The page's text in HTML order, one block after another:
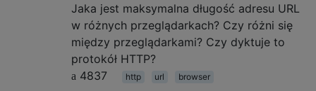
Jaka jest maksymalna długość adresu URL
w różnych przeglądarkach? Czy różni się
między przeglądarkami? Czy dyktuje to
protokół HTTP?
4837
http url browser